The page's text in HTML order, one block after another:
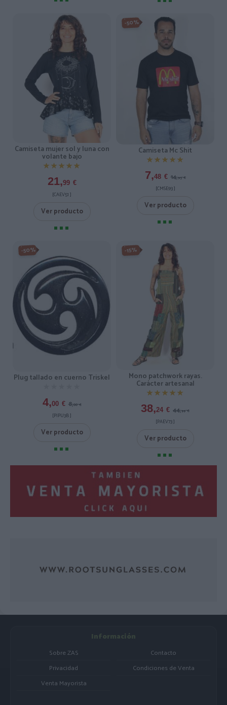
Camiseta mujer sol y luna con
volante bajo
★★★★★
★★★★★
21,99 €
[CAEV51 ]
Ver producto
-50%
Camiseta Mc Shit
★★★★★
★★★★★
7,48 € 14,95 €
[CMSE93 ]
Ver producto
-50%
Plug tallado en cuerno Triskel
4,00 € 8,00 €
[PIPU3B ]
Ver producto
-15%
Mono patchwork rayas.
Carácter artesanal
★★★★★
★★★★★
38,24 € 44,99 €
[PAEV73 ]
Ver producto
Información
Sobre ZAS
Contacto
Privacidad
Condiciones de Venta
Venta Mayorista